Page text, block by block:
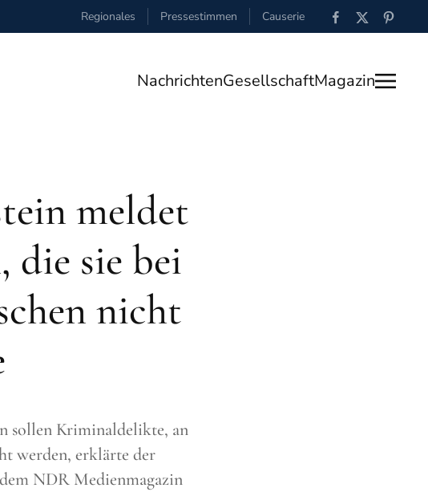
Regionales Pressestimmen Causerie
NachrichtenGesellschaftMagazin
meldet
sie bei
nicht
sollen Kriminaldelikte, an
werden, erklärte der
NDR Medienmagazin